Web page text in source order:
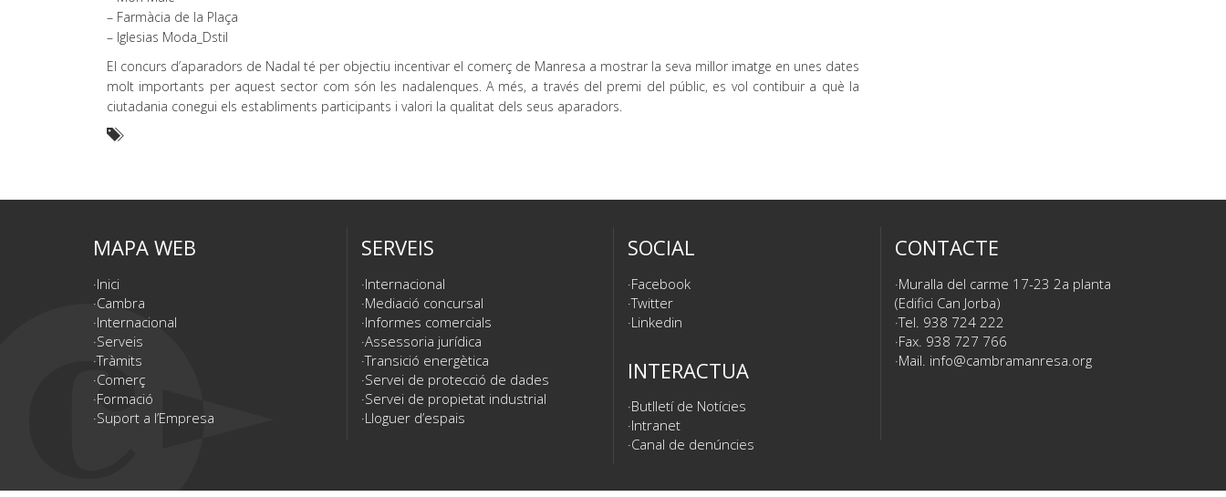
– Farmàcia de la Plaça
– Iglesias Moda_Dstil
El concurs d’aparadors de Nadal té per objectiu incentivar el comerç de Manresa a mostrar la seva millor imatge en unes dates
molt importants per aquest sector com són les nadalenques. A més, a través del premi del públic, es vol contibuir a què la
ciutadania conegui els establiments participants i valori la qualitat dels seus aparadors.
MAPA WEB
Inici
Cambra
Internacional
Serveis
Tràmits
Comerç
Formació
Suport a l’Empresa
SERVEIS
Internacional
Mediació concursal
Informes comercials
Assessoria jurídica
Transició energètica
Servei de protecció de dades
Servei de propietat industrial
Lloguer d’espais
SOCIAL
Facebook
Twitter
Linkedin
INTERACTUA
Butlletí de Notícies
Intranet
Canal de denúncies
CONTACTE
Muralla del carme 17-23 2a planta
(Edifici Can Jorba)
Tel. 938 724 222
Fax. 938 727 766
Mail. info@cambramanresa.org